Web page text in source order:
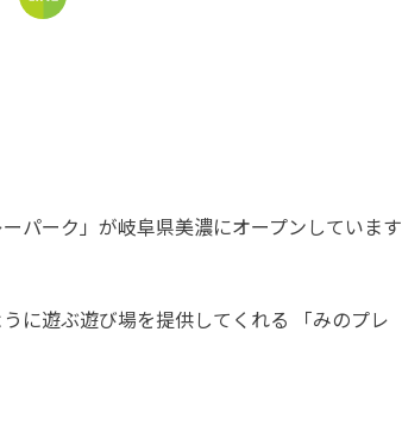
パーク」が岐阜県美濃にオープンしています
に遊ぶ遊び場を提供してくれる 「みのプレ
開催中